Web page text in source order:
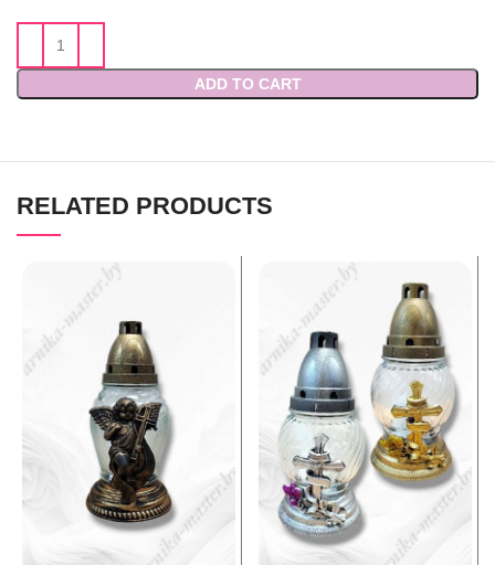
ADD TO CART
RELATED PRODUCTS